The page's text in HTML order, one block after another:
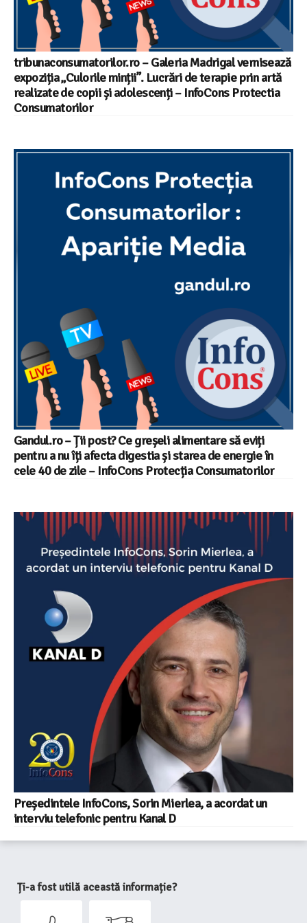
tribunaconsumatorilor.ro – Galeria Madrigal vernisează
expoziția „Culorile minții”. Lucrări de terapie prin artă
realizate de copii și adolescenți – InfoCons Protectia
Consumatorilor
Gandul.ro – Ții post? Ce greșeli alimentare să eviți
pentru a nu îți afecta digestia și starea de energie în
cele 40 de zile – InfoCons Protecția Consumatorilor
Președintele InfoCons, Sorin Mierlea, a acordat un
interviu telefonic pentru Kanal D
Ți-a fost utilă această informație?